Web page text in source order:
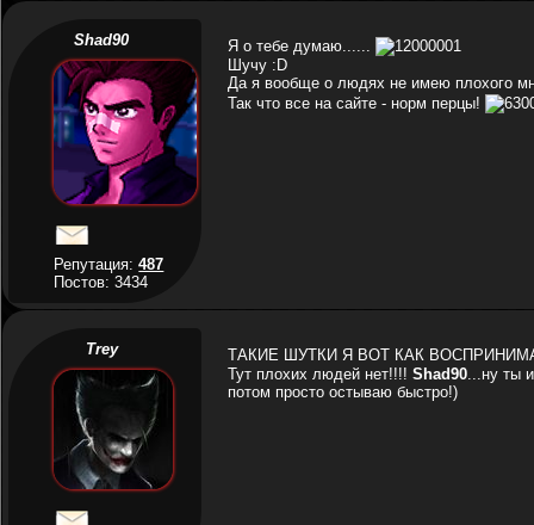
Shad90
Репутация:487
Постов: 3434
Я о тебе думаю......
Шучу :D
Да я вообще о людях не имею плохого
Так что все на сайте - норм перцы!
Trey
ТАКИЕ ШУТКИ Я ВОТ КАК
Тут плохих людей нет!!!! Shad90...ну ты
потом просто остываю быстро!)